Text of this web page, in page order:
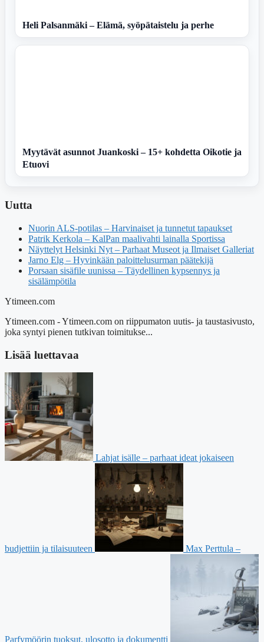
Heli Palsanmäki – Elämä, syöpätaistelu ja perhe
Myytävät asunnot Juankoski – 15+ kohdetta Oikotie ja
Etuovi
Uutta
Nuorin ALS-potilas – Harvinaiset ja tunnetut tapaukset
Patrik Kerkola – KalPan maalivahti lainalla Sportissa
Näyttelyt Helsinki Nyt – Parhaat Museot ja Ilmaiset Galleriat
Jarno Elg – Hyvinkään paloittelusurman päätekijä
Porsaan sisäfile uunissa – Täydellinen kypsennys ja
sisälämpötila
Ytimeen.com
Ytimeen.com - Ytimeen.com on riippumaton uutis- ja taustasivusto,
joka syntyi pienen tutkivan toimitukse...
Lisää luettavaa
Lahjat isälle – parhaat ideat jokaiseen
budjettiin ja tilaisuuteen Max Perttula –
Parfymöörin tuoksut, ulosotto ja dokumentti